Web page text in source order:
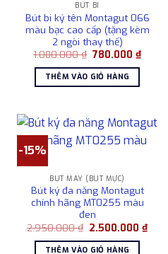
₫.
BÚT BI
Bút bi ký tên Montagut 066
màu bạc cao cấp (tặng kèm
2 ngòi thay thế)
1.080.000₫ Giá
là:
1.080.000 ₫.
780.000₫Giá
THÊM VÀO GIỎ HÀNG
-15%
BÚT MÁY (BÚT MỰC)
Bút ký đa năng Montagut
chính hãng MT0255 màu
đen
2.950.000₫ Giá
là:
2.500.000₫Giá
hiện
THÊM VÀO GIỎ HÀNG